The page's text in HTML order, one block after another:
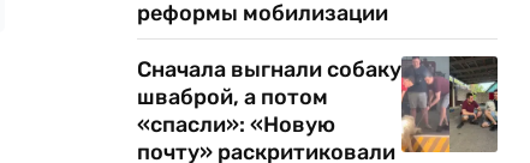
реформы мобилизации
Сначала выгнали собаку
шваброй, а потом
«спасли»: «Новую
почту» раскритиковали